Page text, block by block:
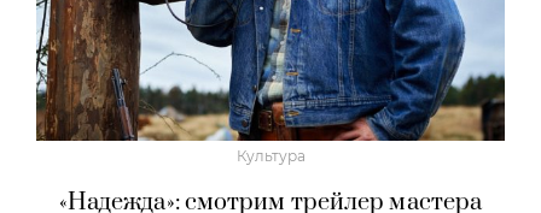
Культура
«Надежда»: смотрим трейлер мастера